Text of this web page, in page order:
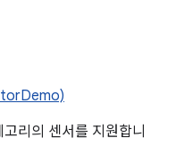
리의 센서를 지원합니